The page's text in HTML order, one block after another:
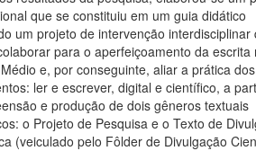
que se constituiu em um guia didático
um projeto de intervenção interdisciplinar
para o aperfeiçoamento da escrita
e, por conseguinte, aliar a prática dos
ler e escrever, digital e científico, a
e produção de dois gêneros textuais
o Projeto de Pesquisa e o Texto de
(veiculado pelo Fôlder de Divulgação